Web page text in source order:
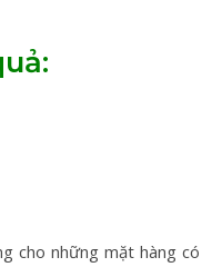
cho những mặt hàng có